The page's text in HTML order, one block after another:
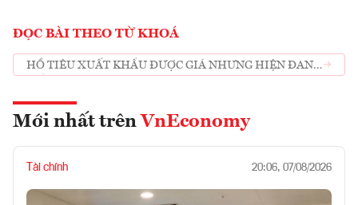
ĐỌC BÀI THEO TỪ KHOÁ
HỒ TIÊU XUẤT KHẨU ĐƯỢC GIÁ NHƯNG HIỆN ĐANG
Mới nhất trên VnEconomy
Tài chính 20:06, 07/08/2026